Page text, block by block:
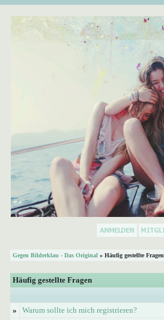
Gegen Bilderklau - Das Original » Häufig gestellte Fragen
Häufig gestellte Fragen
»
Warum sollte ich mich registrieren?